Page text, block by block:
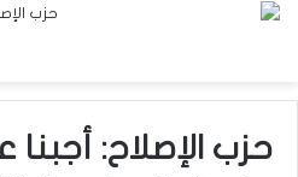
حزب الإصلاح: